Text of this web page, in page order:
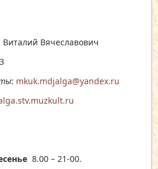
Виталий Вячеславович
: mkuk.mdjalga@yandex.ru
8.00 – 21-00.